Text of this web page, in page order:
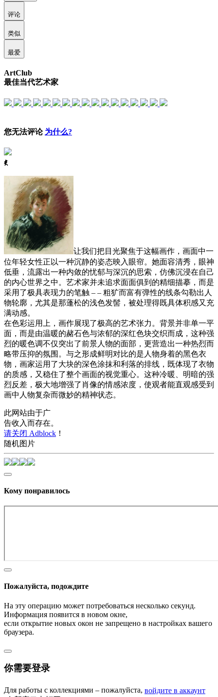
评论
类似
最爱
ArtClub
最佳当代艺术家
您无法评论 为什么?
ꈅ
让我们把目光聚焦于这幅画作，画面中一
位年轻女性正以一种沉静的姿态映入眼帘。她面容清秀，眼神
低垂，流露出一种内敛的忧郁与深沉的思索，仿佛沉浸在自己
的内心世界之中。艺术家并未追求面面俱到的精细描摹，而是
采用了极具表现力的笔触 – – 粗犷而富有弹性的线条勾勒出人
物轮廓，尤其是那蓬松的浅色发髻，被处理得既具体积感又充
满动感。
在色彩运用上，画作展现了极高的艺术张力。背景并非单一平
面，而是由温暖的赭石色与浓郁的深红色块交织而成，这种强
烈的暖色调不仅突出了前景人物的面部，更营造出一种热烈而
略带压抑的氛围。与之形成鲜明对比的是人物身着的黑色衣
物，画家运用了大块的深色涂抹和利落的排线，既体现了衣物
的质感，又稳住了整个画面的视觉重心。这种冷暖、明暗的强
烈反差，极大地增强了肖像的情感浓度，使观者能直观感受到
画中人物复杂而微妙的精神状态。
此网站由于广
告收入而存在。
请关闭 Adblock ！
随机图片
Кому понравилось
Пожалуйста, подождите
На эту операцию может потребоваться несколько секунд.
Информация появится в новом окне,
если открытие новых окон не запрещено в настройках вашего
браузера.
你需要登录
Для работы с коллекциями – пожалуйста, войдите в аккаунт